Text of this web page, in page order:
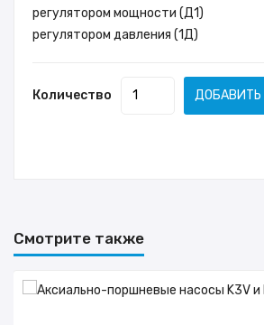
регулятором мощности (Д1)
регулятором давления (1Д)
Количество ДОБАВИТЬ
Смотрите также